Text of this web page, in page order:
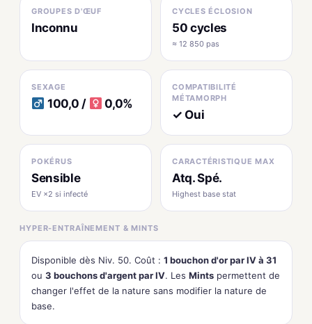
GROUPES D'ŒUF
Inconnu
CYCLES ÉCLOSION
50 cycles
≈ 12 850 pas
SEXAGE
100,0 / 0,0%
COMPATIBILITÉ
MÉTAMORPH
✓ Oui
POKÉRUS
Sensible
EV ×2 si infecté
CARACTÉRISTIQUE MAX
Atq. Spé.
Highest base stat
HYPER-ENTRAÎNEMENT & MINTS
Disponible dès Niv. 50. Coût : 1 bouchon d'or par IV à 31
ou 3 bouchons d'argent par IV. Les Mints permettent de
changer l'effet de la nature sans modifier la nature de
base.